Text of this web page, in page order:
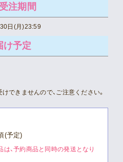
注期間
日(月)23:59
け予定
できませんので、ご注意ください。
(予定)
、予約商品と同時の発送となり